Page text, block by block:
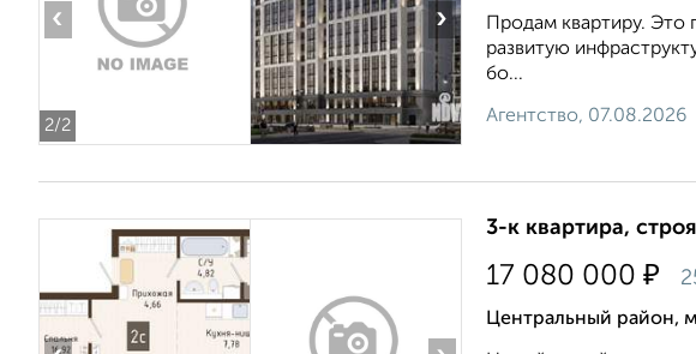
2/2
‹ ›
Продам квартиру. Это
развитую
бо...
Агентство, 07.08.2026
3-к квартира,
17 080 000 ₽
Центральный район,